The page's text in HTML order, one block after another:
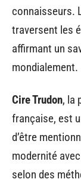
connaisseurs.
traversent les
affirmant un
mondialement.
Cire Trudon, la
française, est
d’être
modernité
selon des